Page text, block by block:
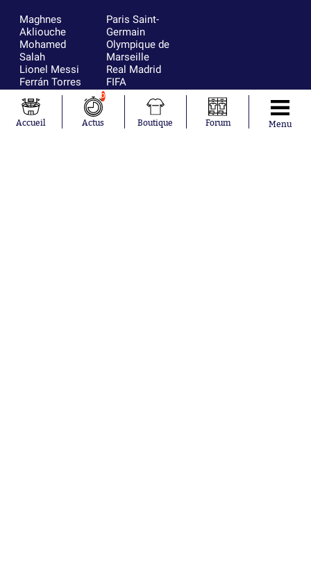
Maghnes
Akliouche
Mohamed
Salah
Lionel Messi
Ferrán Torres
Kilian Corredor
Franco
Mastantuono
Orel Mangala
Paris Saint-
Germain
Olympique de
Marseille
Real Madrid
FIFA
Olympique
AS Monaco
FC Barcelone
Accueil
0
Actus Boutique Forum Menu